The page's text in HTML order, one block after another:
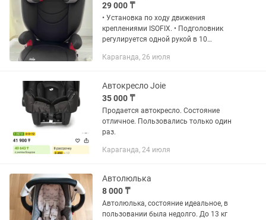
29 000 ₸
• Установка по ходу движения
креплениями ISOFIX. • Подголовник
регулируется одной рукой в 10
автомобильным ремнем на нужном
головы. •...
Караганда, 26 июля
Автокресло Joie
35 000 ₸
Продается автокресло. Состояние
отличное. Пользовались только один
раз.
Караганда, 24 июля
Автолюлька
8 000 ₸
Автолюлька, состояние идеальное, в
пользовании была недолго. До 13 кг